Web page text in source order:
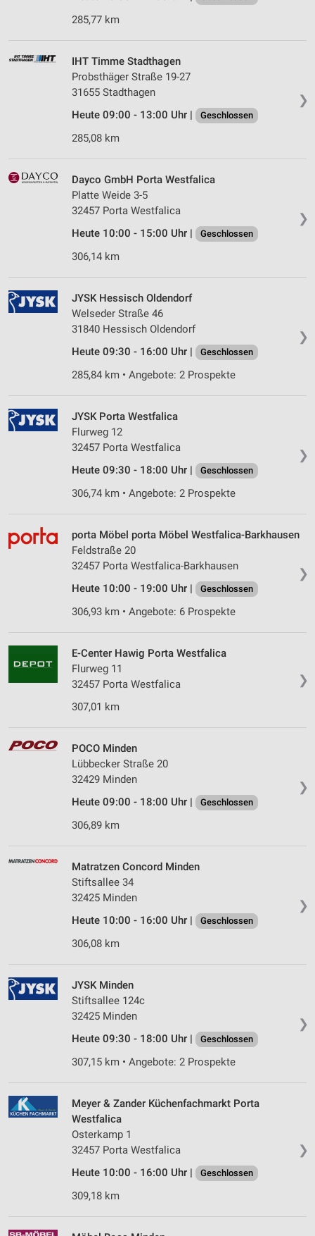
285,77 km
❯
IHT Timme Stadthagen
Probsthäger Straße 19-27
31655 Stadthagen
Heute 09:00 - 13:00 Uhr |
Geschlossen
285,08 km
❯
Dayco GmbH Porta Westfalica
Platte Weide 3-5
32457 Porta Westfalica
Heute 10:00 - 15:00 Uhr |
Geschlossen
306,14 km
❯
JYSK Hessisch Oldendorf
Welseder Straße 46
31840 Hessisch Oldendorf
Heute 09:30 - 16:00 Uhr |
Geschlossen
285,84 km • Angebote: 2 Prospekte
❯
JYSK Porta Westfalica
Flurweg 12
32457 Porta Westfalica
Heute 09:30 - 18:00 Uhr |
Geschlossen
306,74 km • Angebote: 2 Prospekte
❯
porta Möbel porta Möbel Westfalica-Barkhausen
Feldstraße 20
32457 Porta Westfalica-Barkhausen
Heute 10:00 - 19:00 Uhr |
Geschlossen
306,93 km • Angebote: 6 Prospekte
❯
E-Center Hawig Porta Westfalica
Flurweg 11
32457 Porta Westfalica
307,01 km
❯
POCO Minden
Lübbecker Straße 20
32429 Minden
Heute 09:00 - 18:00 Uhr |
Geschlossen
306,89 km
❯
Matratzen Concord Minden
Stiftsallee 34
32425 Minden
Heute 10:00 - 16:00 Uhr |
Geschlossen
306,08 km
❯
JYSK Minden
Stiftsallee 124c
32425 Minden
Heute 09:30 - 18:00 Uhr |
Geschlossen
307,15 km • Angebote: 2 Prospekte
❯
Meyer & Zander Küchenfachmarkt Porta
Westfalica
Osterkamp 1
32457 Porta Westfalica
Heute 10:00 - 16:00 Uhr |
Geschlossen
309,18 km